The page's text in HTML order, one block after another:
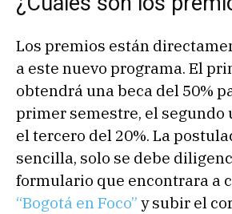
Los premios están
a este nuevo programa. El
obtendrá una beca del 50%
primer semestre, el segundo
el tercero del 20%. La
sencilla, solo se debe
formulario que encontrara a
“Bogotá en Foco” y subir el